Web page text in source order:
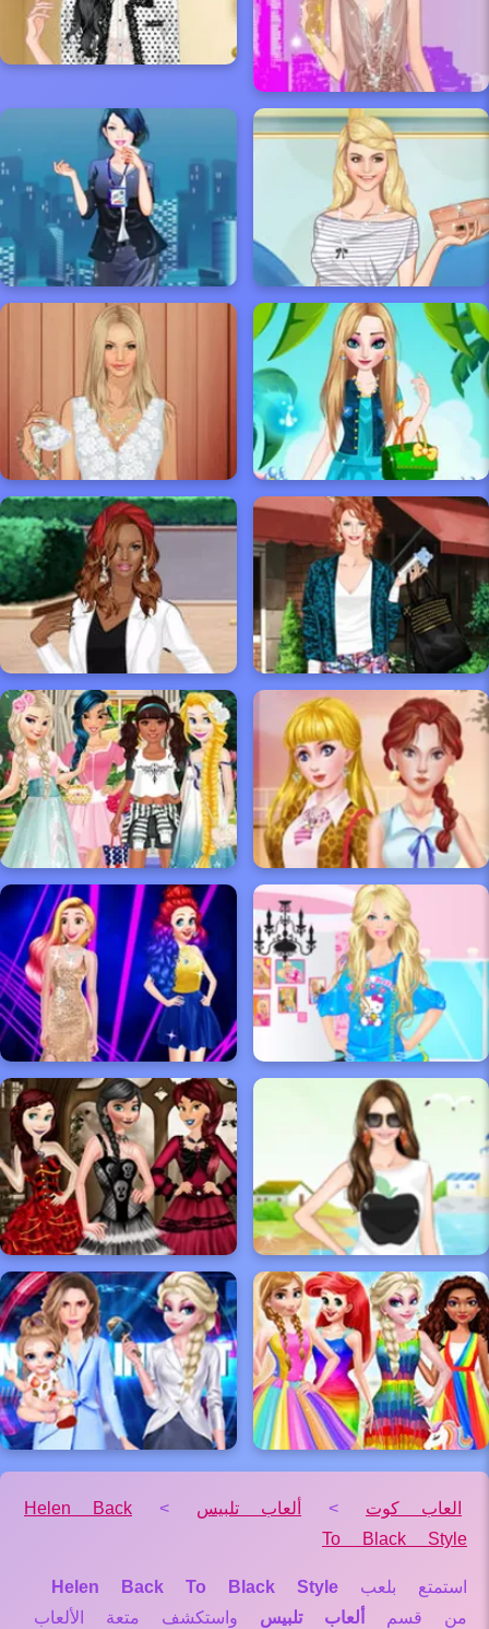
العاب كوت > ألعاب تلبيس >
Helen Back
To Black Style
استمتع بلعب Helen Back To Black Style
من قسم
ألعاب تلبيس واستكشف متعة الألعاب